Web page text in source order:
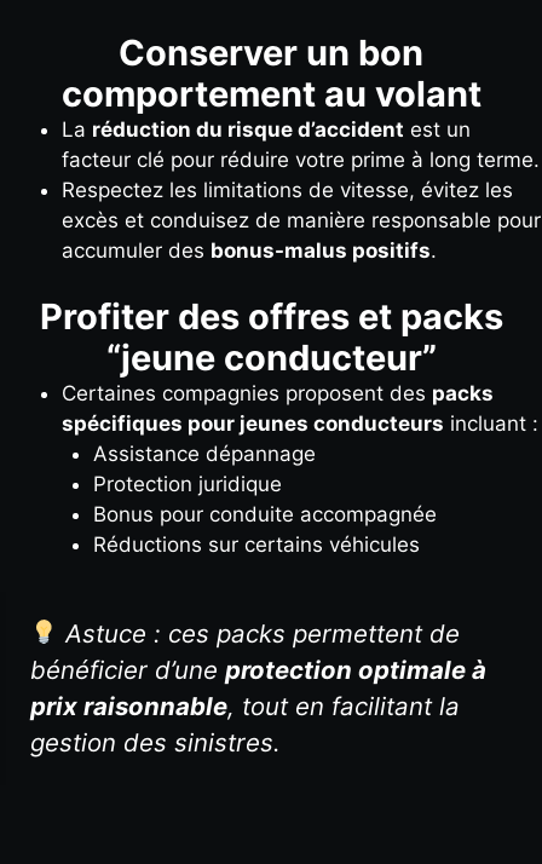
Conserver un bon
comportement au volant
La réduction du risque d’accident est un
facteur clé pour réduire votre prime à long terme.
Respectez les limitations de vitesse, évitez les
excès et conduisez de manière responsable pour
accumuler des bonus-malus positifs.
Profiter des offres et packs
“jeune conducteur”
Certaines compagnies proposent des packs
spécifiques pour jeunes conducteurs incluant :
Assistance dépannage
Protection juridique
Bonus pour conduite accompagnée
Réductions sur certains véhicules
Astuce : ces packs permettent de
bénéficier d’une protection optimale à
prix raisonnable, tout en facilitant la
gestion des sinistres.